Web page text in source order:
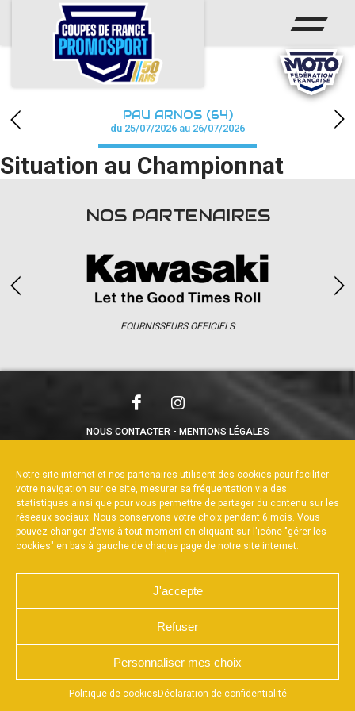
Notre site internet et nos partenaires utilisent des cookies pour faciliter
votre navigation sur ce site, mesurer sa fréquentation via des
statistiques ainsi que pour vous permettre de partager du contenu sur les
réseaux sociaux. Nous conservons votre choix pendant 6 mois. Vous
pouvez changer d'avis à tout moment en cliquant sur l'icône "gérer les
cookies" en bas à gauche de chaque page de notre site internet.
J'accepte
Refuser
Personnaliser mes choix
Politique de cookies Déclaration de confidentialité
Appuyez sur le bouton partager en bas de votre
ACCUEIL
ACTUS
CALENDRIER
CHAMPIONNAT
RÉSULTATS
accéder à la billetterie
PAU ARNOS (64)
du 25/07/2026 au 26/07/2026
Situation au Championnat
NOS PARTENAIRES
FOURNISSEURS OFFICIELS
NOUS CONTACTER
MENTIONS LÉGALES
RÉALISÉ PAR L’AGENCE WEB A3WEB